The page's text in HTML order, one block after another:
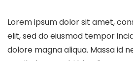
Lorem ipsum dolor sit amet,
elit, sed do eiusmod tempor
dolore magna aliqua. Massa id